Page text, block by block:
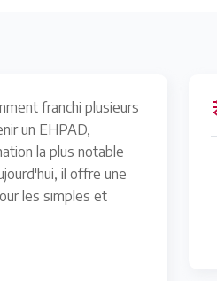
franchi plusieurs
un EHPAD,
la plus notable
il offre une
les simples et